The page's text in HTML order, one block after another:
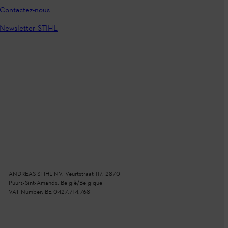
Contactez-nous
Newsletter STIHL
ANDREAS STIHL NV, Veurtstraat 117, 2870
Puurs-Sint-Amands, België/Belgique
VAT Number: BE 0427.714.768